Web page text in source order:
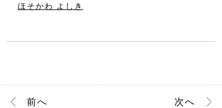
ほそかわ よしき
前へ 次へ